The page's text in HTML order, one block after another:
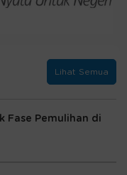
Lihat Semua
Fase Pemulihan di